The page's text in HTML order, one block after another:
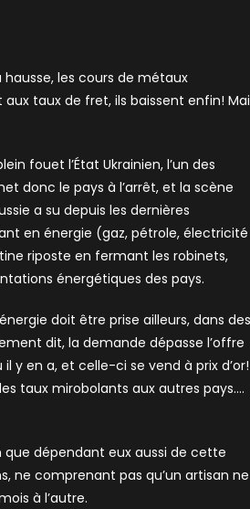
hausse, les cours de métaux
taux de fret, ils baissent enfin!
fouet l’État Ukrainien, l’un des
donc le pays à l’arrêt, et la scène
a su depuis les dernières
en énergie (gaz, pétrole, électricité
riposte en fermant les robinets,
énergétiques des pays.
doit être prise ailleurs, dans des
dit, la demande dépasse l’offre
y en a, et celle-ci se vend à prix d’or!
taux mirobolants aux autres pays….
que dépendant eux aussi de cette
ne comprenant pas qu’un artisan ne
à l’autre.